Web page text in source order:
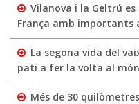
Vilanova i la Geltrú
França amb
La segona vida del
pati a fer la volta al món
Més de 30